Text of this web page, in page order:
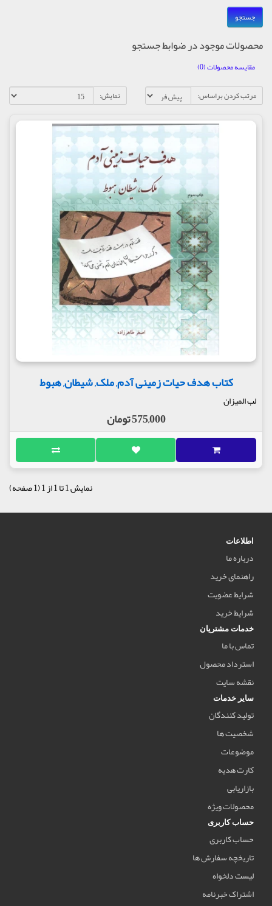
محصولات موجود در ضوابط جستجو
مقایسه محصولات (0)
مرتب کردن براساس:
نمایش:
کتاب هدف حیات زمینی آدم, ملک, شیطان, هبوط
لب المیزان
575,000 تومان
نمایش 1 تا 1 از 1 (1 صفحه)
اطلاعات
درباره ما
راهنمای خرید
شرایط عضویت
شرایط خرید
خدمات مشتریان
تماس با ما
استرداد محصول
نقشه سایت
سایر خدمات
تولید کنندگان
شخصیت ها
موضوعات
کارت هدیه
بازاریابی
محصولات ویژه
حساب کاربری
حساب کاربری
تاریخچه سفارش ها
لیست دلخواه
اشتراک خبرنامه